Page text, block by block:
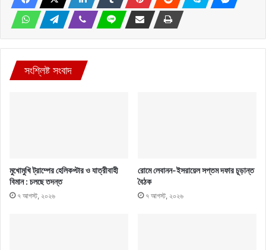
সংশ্লিষ্ট সংবাদ
মুখোমুখি ট্রাম্পের হেলিকপ্টার ও যাত্রীবাহী
বিমান : চলছে তদন্ত
৭ আগস্ট, ২০২৬
রোমে লেবানন-ইসরায়েল সপ্তম দফার চূড়ান্ত
বৈঠক
৭ আগস্ট, ২০২৬